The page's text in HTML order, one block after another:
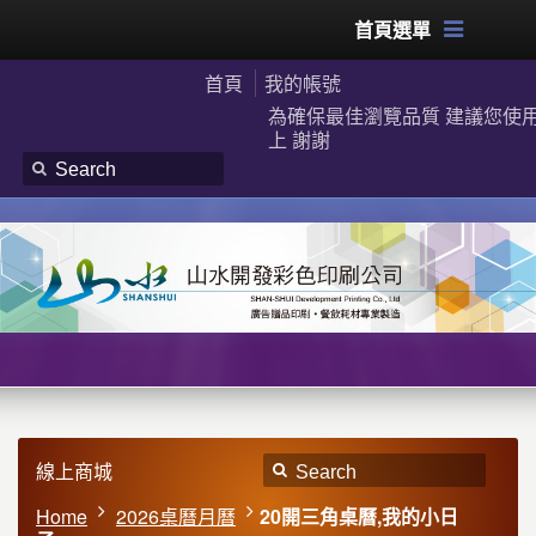
首頁選單
首頁
我的帳號
為確保最佳瀏覽品質 建議您使
上 謝謝
線上商城
Home
2026桌曆月曆
20開三角桌曆,我的小日